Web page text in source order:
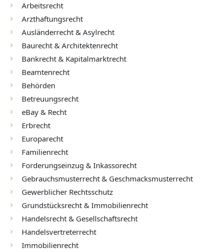
Arbeitsrecht
Arzthaftungsrecht
Ausländerrecht & Asylrecht
Baurecht & Architektenrecht
Bankrecht & Kapitalmarktrecht
Beamtenrecht
Behörden
Betreuungsrecht
eBay & Recht
Erbrecht
Europarecht
Familienrecht
Forderungseinzug & Inkassorecht
Gebrauchsmusterrecht & Geschmacksmusterrecht
Gewerblicher Rechtsschutz
Grundstücksrecht & Immobilienrecht
Handelsrecht & Gesellschaftsrecht
Handelsvertreterrecht
Immobilienrecht